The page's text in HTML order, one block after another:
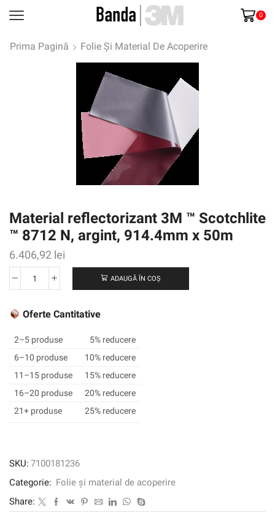
0
Prima Pagină Folie Și Material De Acoperire
Material reflectorizant 3M ™ Scotchlite
™ 8712 N, argint, 914.4mm x 50m
6.406,92 lei
Cantitate
reflectorizant
™
Scotchlite
™
8712
N,
argint,
ADAUGĂ ÎN COȘ
Oferte Cantitative
2–5 produse
5% reducere
6–10 produse
10% reducere
11–15 produse
15% reducere
16–20 produse
20% reducere
21+ produse
25% reducere
SKU: 7100181236
Categorie: Folie și material de acoperire
Share: